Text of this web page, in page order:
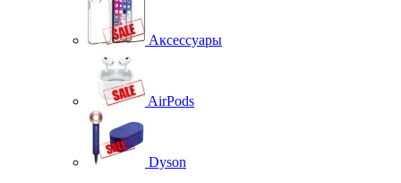
Аксессуары
AirPods
Dyson